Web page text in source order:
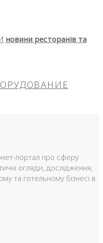
новини ресторанів та
портал про сферу
огляди, дослідження,
та готельному бізнесі в